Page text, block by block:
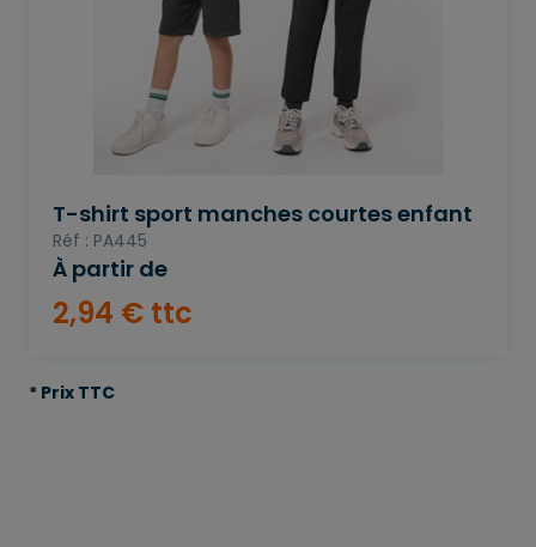
T-shirt sport manches courtes enfant
Réf : PA445
À partir de
2,94 € ttc
* Prix TTC